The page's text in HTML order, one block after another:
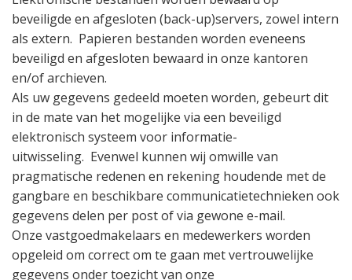
beveiligde en afgesloten (back-up)servers, zowel intern
als extern. Papieren bestanden worden eveneens
beveiligd en afgesloten bewaard in onze kantoren
en/of archieven.
Als uw gegevens gedeeld moeten worden, gebeurt dit
in de mate van het mogelijke via een beveiligd
elektronisch systeem voor informatie-
uitwisseling. Evenwel kunnen wij omwille van
pragmatische redenen en rekening houdende met de
gangbare en beschikbare communicatietechnieken ook
gegevens delen per post of via gewone e-mail.
Onze vastgoedmakelaars en medewerkers worden
opgeleid om correct om te gaan met vertrouwelijke
gegevens onder toezicht van onze